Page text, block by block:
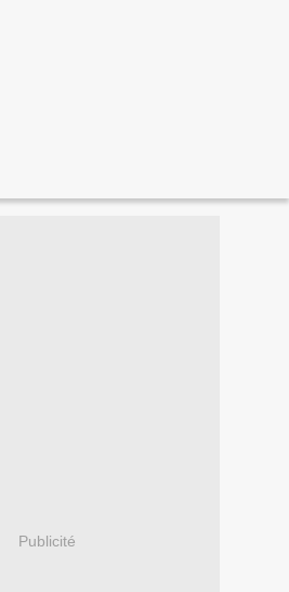
Publicité